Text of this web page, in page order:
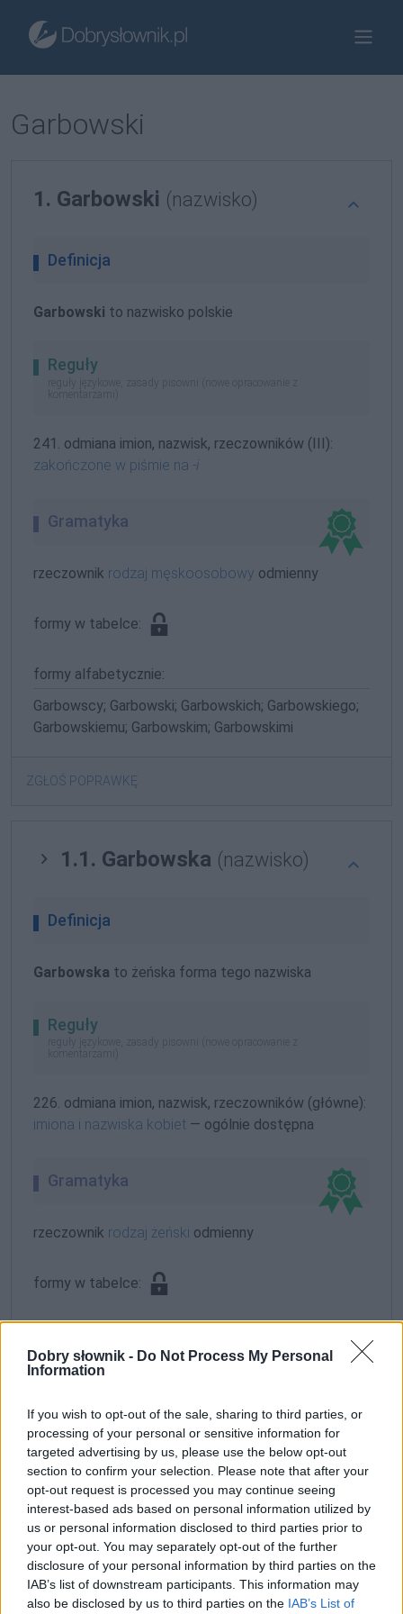
Dobry słownik - Do Not Process My Personal
Information
If you wish to opt-out of the sale, sharing to third parties, or
processing of your personal or sensitive information for
targeted advertising by us, please use the below opt-out
section to confirm your selection. Please note that after your
opt-out request is processed you may continue seeing
interest-based ads based on personal information utilized by
us or personal information disclosed to third parties prior to
your opt-out. You may separately opt-out of the further
disclosure of your personal information by third parties on the
IAB’s list of downstream participants. This information may
also be disclosed by us to third parties on the IAB’s List of
Garbowski
1. Garbowski (nazwisko)
Definicja
Garbowski to nazwisko polskie
Reguły
reguły językowe, zasady pisowni (nowe opracowanie z
komentarzami)
241. odmiana imion, nazwisk, rzeczowników (III):
zakończone w piśmie na -i
Gramatyka
rzeczownik rodzaj męskoosobowy odmienny
formy w tabelce:
formy alfabetycznie:
Garbowscy; Garbowski; Garbowskich; Garbowskiego;
Garbowskiemu; Garbowskim; Garbowskimi
ZGŁOŚ POPRAWKĘ
1.1. Garbowska (nazwisko)
Definicja
Garbowska to żeńska forma tego nazwiska
Reguły
reguły językowe, zasady pisowni (nowe opracowanie z
komentarzami)
226. odmiana imion, nazwisk, rzeczowników (główne):
imiona i nazwiska kobiet — ogólnie dostępna
Gramatyka
rzeczownik rodzaj żeński odmienny
formy w tabelce:
Garbowska; Garbowską; Garbowskich; Garbowskie;
ZGŁOŚ POPRAWKĘ